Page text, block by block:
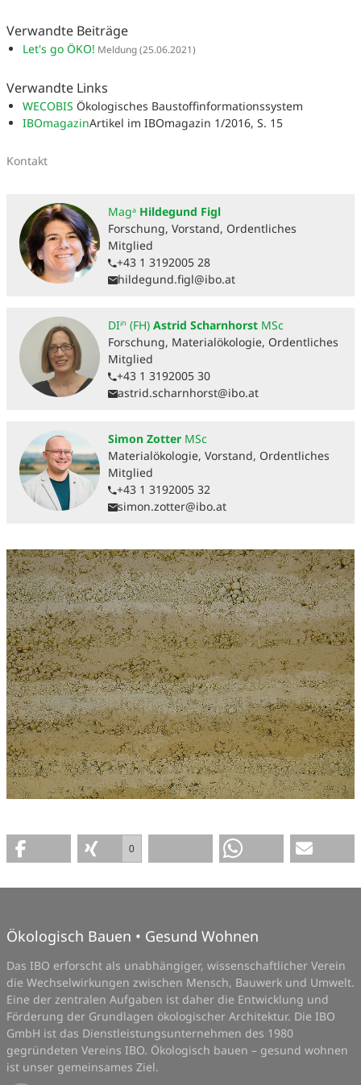
Verwandte Beiträge
Let's go ÖKO! Meldung(25.06.2021)
Verwandte Links
WECOBIS Ökologisches Baustoffinformationssystem
IBOmagazinArtikel im IBOmagazin 1/2016, S. 15
Kontakt
Magᵃ Hildegund Figl
Forschung, Vorstand, Ordentliches
Mitglied
+43 1 3192005 28
hildegund.figl@ibo.at
DIⁱⁿ (FH) Astrid Scharnhorst MSc
Forschung, Materialökologie, Ordentliches
Mitglied
+43 1 3192005 30
astrid.scharnhorst@ibo.at
Simon Zotter MSc
Materialökologie, Vorstand, Ordentliches
Mitglied
+43 1 3192005 32
simon.zotter@ibo.at
0
Ökologisch Bauen • Gesund Wohnen
Das IBO erforscht als unabhängiger, wissenschaftlicher Verein
die Wechselwirkungen zwischen Mensch, Bauwerk und Umwelt.
Eine der zentralen Aufgaben ist daher die Entwicklung und
Förderung der Grundlagen ökologischer Architektur. Die IBO
GmbH ist das Dienstleistungsunternehmen des 1980
gegründeten Vereins IBO. Ökologisch bauen – gesund wohnen
ist unser gemeinsames Ziel.